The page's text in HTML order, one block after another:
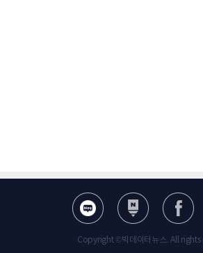
Copyright ©빅데이터뉴스. All rights